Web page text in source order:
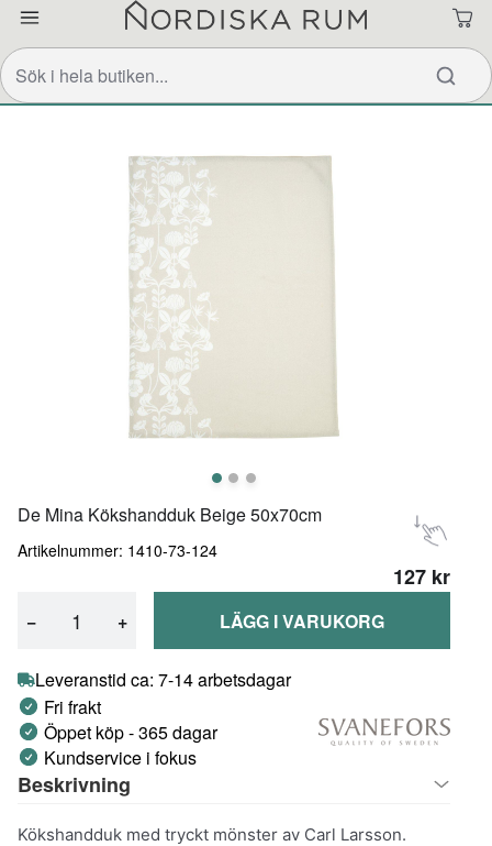
De Mina Kökshandduk Beige 50x70cm
Artikelnummer: 1410-73-124
127 kr
− + LÄGG I VARUKORG
Leveranstid ca: 7-14 arbetsdagar
Fri frakt
Öppet köp - 365 dagar
Kundservice i fokus
Beskrivning
Kökshandduk med tryckt mönster av Carl Larsson.